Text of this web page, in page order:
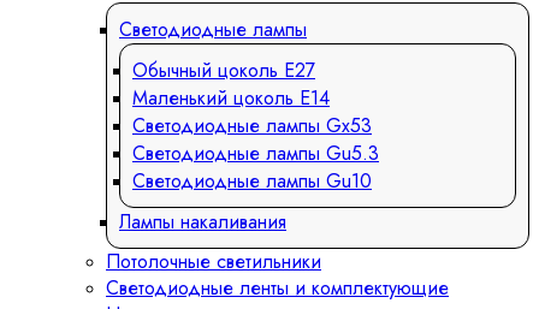
Светодиодные лампы
Обычный цоколь Е27
Маленький цоколь Е14
Светодиодные лампы Gx53
Светодиодные лампы Gu5.3
Светодиодные лампы Gu10
Лампы накаливания
Потолочные светильники
Светодиодные ленты и комплектующие